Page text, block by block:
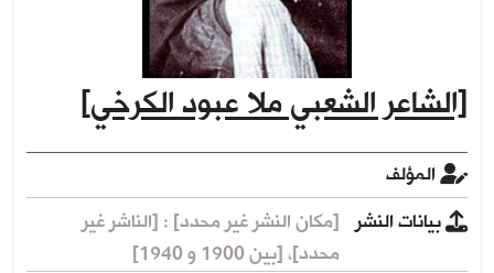
[الشاعر الشعبي ملا عبود الكرخي]
المؤلف
بيانات النشر [مكان النشر غير محدد] : [الناشر غير
محدد]، [بين 1900 و 1940]